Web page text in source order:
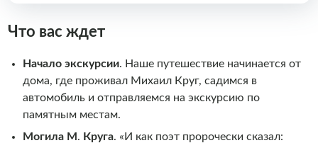
Что вас ждет
Начало экскурсии. Наше путешествие начинается от
дома, где проживал Михаил Круг, садимся в
автомобиль и отправляемся на экскурсию по
памятным местам.
Могила М . Круга. «И как поэт пророчески сказал: